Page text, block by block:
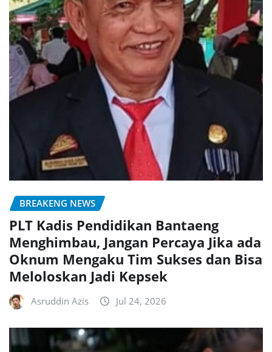
BREAKENG NEWS
PLT Kadis Pendidikan Bantaeng
Menghimbau, Jangan Percaya Jika ada
Oknum Mengaku Tim Sukses dan Bisa
Meloloskan Jadi Kepsek
Asruddin Azis Jul 24, 2026